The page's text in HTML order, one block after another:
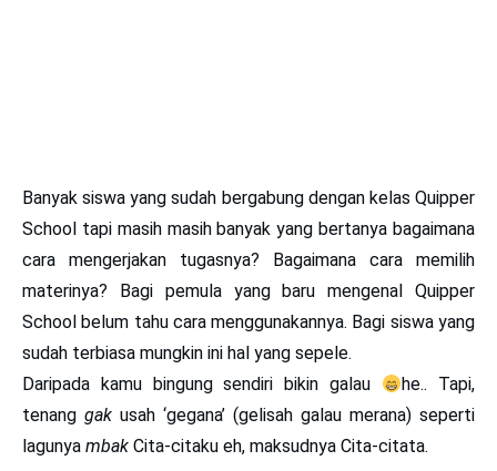
Banyak siswa yang sudah bergabung dengan kelas Quipper
School tapi masih masih banyak yang bertanya bagaimana
cara mengerjakan tugasnya? Bagaimana cara memilih
materinya? Bagi pemula yang baru mengenal Quipper
School belum tahu cara menggunakannya. Bagi siswa yang
sudah terbiasa mungkin ini hal yang sepele.
Daripada kamu bingung sendiri bikin galau
he.. Tapi,
tenang gak usah ‘gegana’ (gelisah galau merana) seperti
lagunya mbak Cita-citaku eh, maksudnya Cita-citata.